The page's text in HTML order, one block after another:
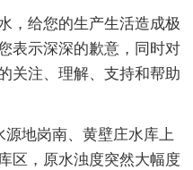
，给您的生产生活造成极
表示深深的歉意，同时对
关注、理解、支持和帮助
源地岗南、黄壁庄水库上
区，原水浊度突然大幅度